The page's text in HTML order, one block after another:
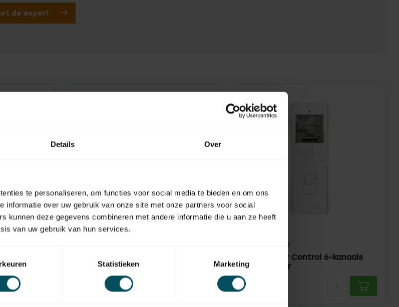
Details Over
te personaliseren, om functies voor social media te bieden en om ons
informatie over uw gebruik van onze site met onze partners voor social
kunnen deze gegevens combineren met andere informatie die u aan ze heeft
van uw gebruik van hun services.
Statistieken Marketing
de expert
Mini handzender G0 4-kanaals
zwart
Op voorraad
Multi-Timer Control 6-kanaals
handzender
299,95